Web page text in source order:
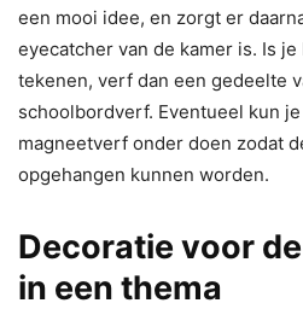
een mooi idee, en zorgt er
eyecatcher van de kamer is. Is
tekenen, verf dan een gedeelte
schoolbordverf. Eventueel kun
magneetverf onder doen zodat
opgehangen kunnen worden.
Decoratie voor
in een thema